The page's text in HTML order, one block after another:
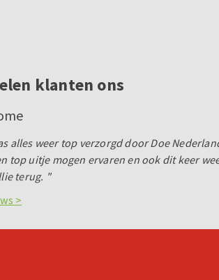
klanten ons
alles weer top verzorgd door Doe
top uitje mogen ervaren en ook dit keer
terug. "
>